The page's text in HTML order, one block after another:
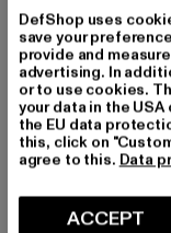
TRUE RELIGION
RICKY BIG T
EUR 199,49
Derzeitiger Preis:
DefShop uses
save your
provide and
advertising. In
or to use cookies.
your data in the
the EU data
this, click on
agree to this. Data
ACCEPT